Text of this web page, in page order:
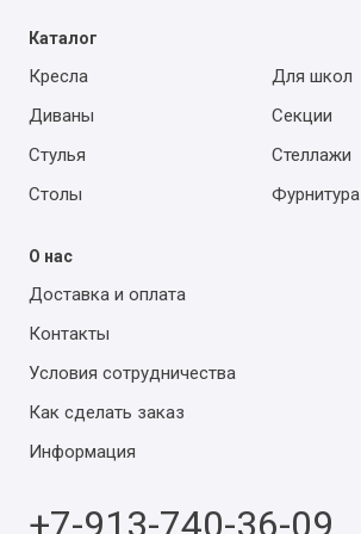
Каталог
Кресла
Диваны
Стулья
Столы
Для школ
Секции
Стеллажи
Фурнитура
О нас
Доставка и оплата
Контакты
Условия сотрудничества
Как сделать заказ
Информация
+7-913-740-36-09